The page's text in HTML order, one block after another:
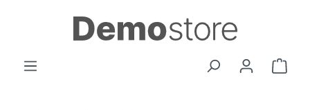
Zum Hauptinhalt springen